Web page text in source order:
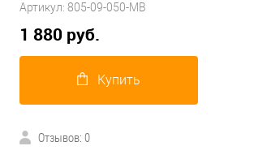
Артикул: 805-09-050-MB
1 880 руб.
Купить
Отзывов: 0